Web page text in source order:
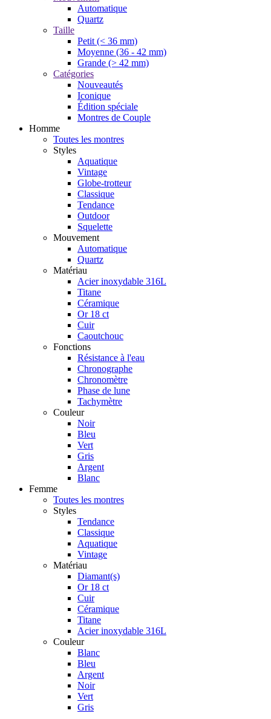
Automatique
Quartz
Taille
Petit (< 36 mm)
Moyenne (36 - 42 mm)
Grande (> 42 mm)
Catégories
Nouveautés
Iconique
Édition spéciale
Montres de Couple
Homme
Toutes les montres
Styles
Aquatique
Vintage
Globe-trotteur
Classique
Tendance
Outdoor
Squelette
Mouvement
Automatique
Quartz
Matériau
Acier inoxydable 316L
Titane
Céramique
Or 18 ct
Cuir
Caoutchouc
Fonctions
Résistance à l'eau
Chronographe
Chronomètre
Phase de lune
Tachymètre
Couleur
Noir
Bleu
Vert
Gris
Argent
Blanc
Femme
Toutes les montres
Styles
Tendance
Classique
Aquatique
Vintage
Matériau
Diamant(s)
Or 18 ct
Cuir
Céramique
Titane
Acier inoxydable 316L
Couleur
Blanc
Bleu
Argent
Noir
Vert
Gris